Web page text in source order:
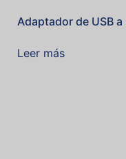
Adaptador de USB
Leer más